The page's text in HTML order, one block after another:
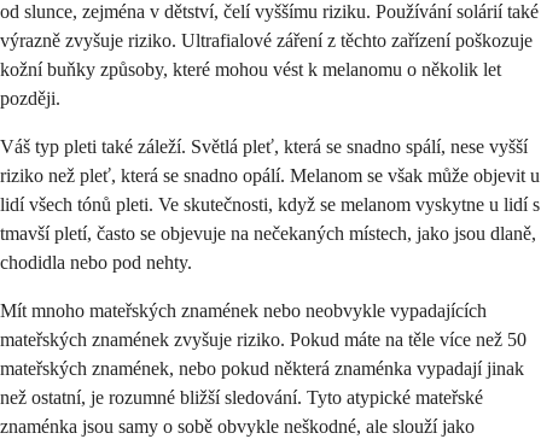
od slunce, zejména v dětství, čelí vyššímu riziku. Používání solárií také
výrazně zvyšuje riziko. Ultrafialové záření z těchto zařízení poškozuje
kožní buňky způsoby, které mohou vést k melanomu o několik let
později.
Váš typ pleti také záleží. Světlá pleť, která se snadno spálí, nese vyšší
riziko než pleť, která se snadno opálí. Melanom se však může objevit u
lidí všech tónů pleti. Ve skutečnosti, když se melanom vyskytne u lidí s
tmavší pletí, často se objevuje na nečekaných místech, jako jsou dlaně,
chodidla nebo pod nehty.
Mít mnoho mateřských znamének nebo neobvykle vypadajících
mateřských znamének zvyšuje riziko. Pokud máte na těle více než 50
mateřských znamének, nebo pokud některá znaménka vypadají jinak
než ostatní, je rozumné bližší sledování. Tyto atypické mateřské
znaménka jsou samy o sobě obvykle neškodné, ale slouží jako